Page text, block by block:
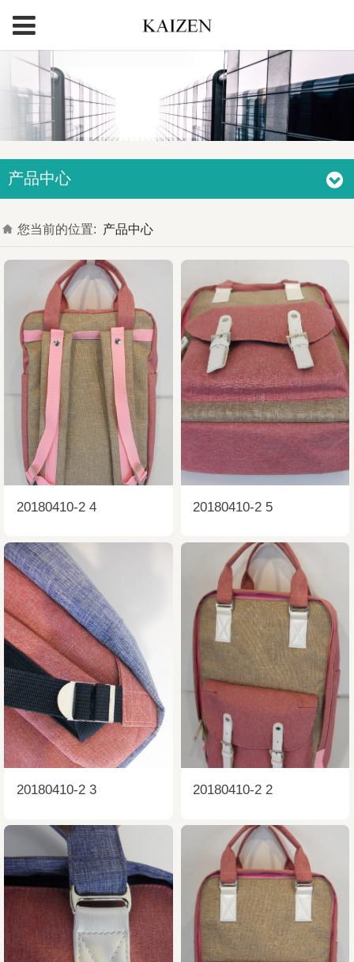
产品中心
您当前的位置: 产品中心
20180410-2 4 20180410-2 5
20180410-2 3 20180410-2 2